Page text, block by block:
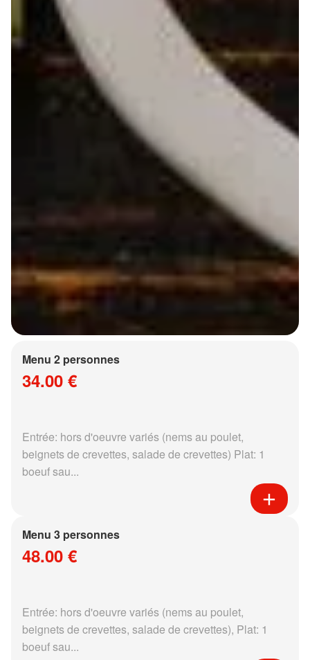
Menu 2 personnes
34.00 €
Entrée: hors d'oeuvre variés (nems au poulet,
beignets de crevettes, salade de crevettes) Plat: 1
boeuf sau...
Menu 3 personnes
48.00 €
Entrée: hors d'oeuvre variés (nems au poulet,
beignets de crevettes, salade de crevettes), Plat: 1
boeuf sau...